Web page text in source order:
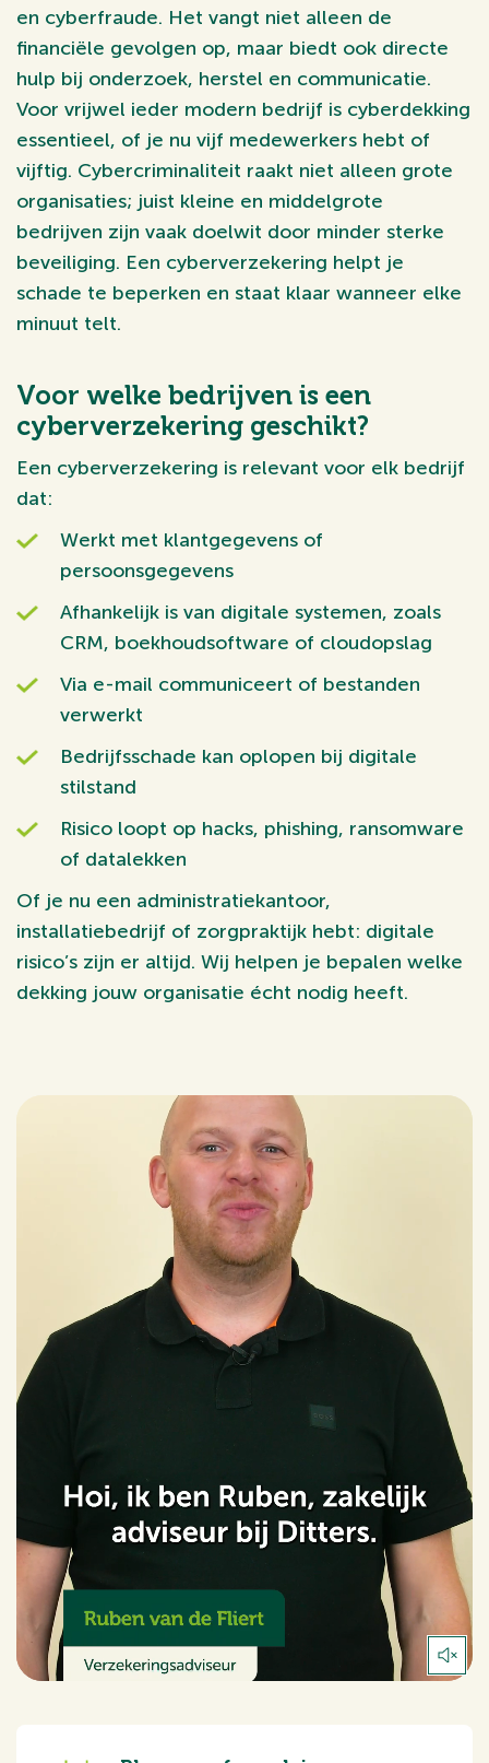
en cyberfraude. Het vangt niet alleen de
financiële gevolgen op, maar biedt ook directe
hulp bij onderzoek, herstel en communicatie.
Voor vrijwel ieder modern bedrijf is cyberdekking
essentieel, of je nu vijf medewerkers hebt of
vijftig. Cybercriminaliteit raakt niet alleen grote
organisaties; juist kleine en middelgrote
bedrijven zijn vaak doelwit door minder sterke
beveiliging. Een cyberverzekering helpt je
schade te beperken en staat klaar wanneer elke
minuut telt.
Voor welke bedrijven is een
cyberverzekering geschikt?
Een cyberverzekering is relevant voor elk bedrijf
dat:
Werkt met klantgegevens of
persoonsgegevens
Afhankelijk is van digitale systemen, zoals
CRM, boekhoudsoftware of cloudopslag
Via e-mail communiceert of bestanden
verwerkt
Bedrijfsschade kan oplopen bij digitale
stilstand
Risico loopt op hacks, phishing, ransomware
of datalekken
Of je nu een administratiekantoor,
installatiebedrijf of zorgpraktijk hebt: digitale
risico’s zijn er altijd. Wij helpen je bepalen welke
dekking jouw organisatie écht nodig heeft.